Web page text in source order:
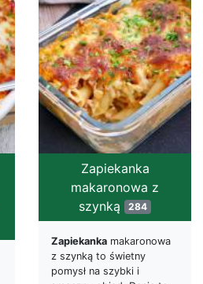
Zapiekanka
makaronowa z
szynką 284
Zapiekanka makaronowa
z szynką to świetny
pomysł na szybki i